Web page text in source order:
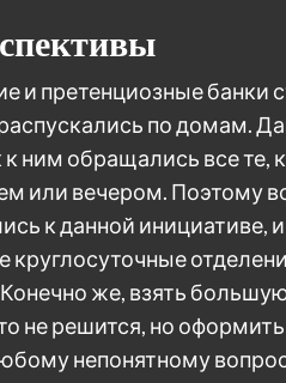
и претенциозные банки
по домам.
ним обращались все те,
или вечером. Поэтому
к данной инициативе,
же, взять
не решится, но
непонятному